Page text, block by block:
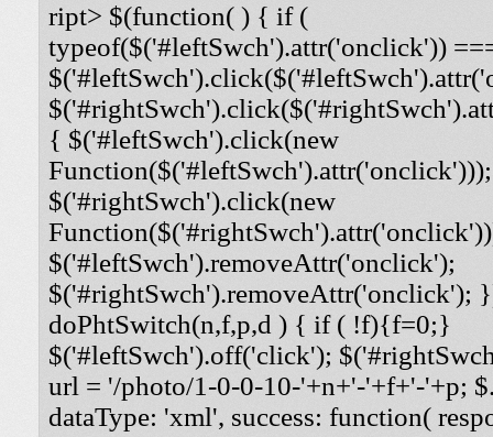
ript> $(function( ) { if (
typeof($('#leftSwch').attr('onclick'))
{ $('#leftSwch').click(new
Function($('#leftSwch').attr('onclick')));
$('#rightSwch').click(new
$('#leftSwch').removeAttr('onclick');
$('#rightSwch').removeAttr('onclick');
doPhtSwitch(n,f,p,d ) { if ( !f){f=0;}
$('#leftSwch').off('click');
url = '/photo/1-0-0-10-'+n+'-'+f+'-'+p;
dataType: 'xml', success: function(